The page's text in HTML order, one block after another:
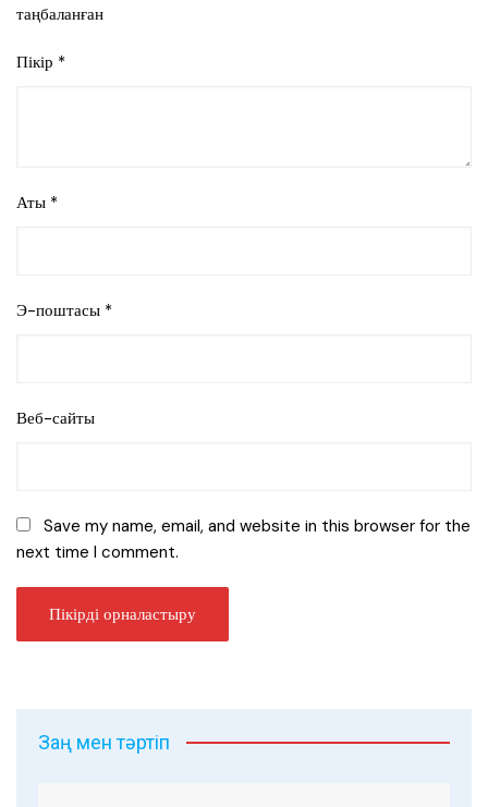
таңбаланған
Пікір *
Аты *
Э-поштасы *
Веб-сайты
Save my name, email, and website in this browser for the
next time I comment.
Заң мен тәртіп